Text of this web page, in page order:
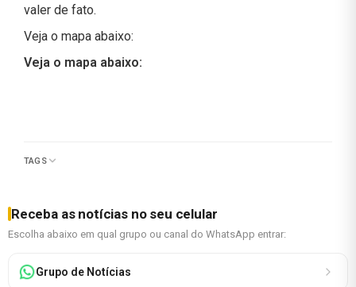
valer de fato.
Veja o mapa abaixo:
Veja o mapa abaixo:
TAGS
Receba as notícias no seu celular
Escolha abaixo em qual grupo ou canal do WhatsApp entrar:
Grupo de Notícias